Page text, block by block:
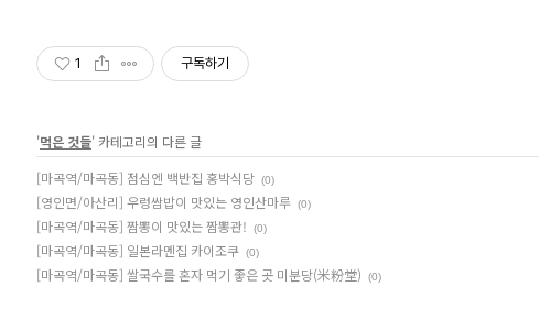
1 구독하기
'먹은 것들' 카테고리의 다른 글
[마곡역/마곡동] 점심엔 백반집 홍박식당 (0)
[영인면/아산리] 우렁쌈밥이 맛있는 영인산마루 (0)
[마곡역/마곡동] 짬뽕이 맛있는 짬뽕관! (0)
[마곡역/마곡동] 일본라멘집 카이조쿠 (0)
[마곡역/마곡동] 쌀국수를 혼자 먹기 좋은 곳 미분당(米粉堂) (0)